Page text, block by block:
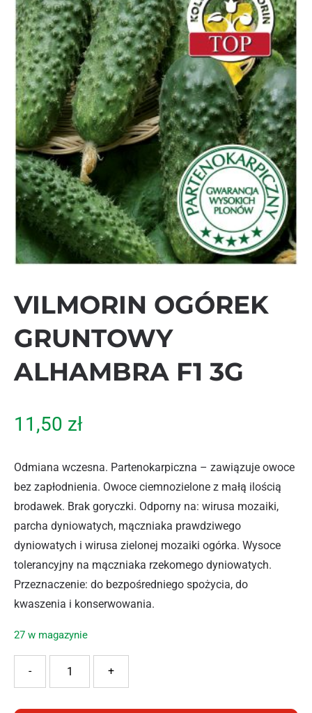
VILMORIN OGÓREK
GRUNTOWY
ALHAMBRA F1 3G
11,50 zł
Odmiana wczesna. Partenokarpiczna – zawiązuje owoce
bez zapłodnienia. Owoce ciemnozielone z małą ilością
brodawek. Brak goryczki. Odporny na: wirusa mozaiki,
parcha dyniowatych, mączniaka prawdziwego
dyniowatych i wirusa zielonej mozaiki ogórka. Wysoce
tolerancyjny na mączniaka rzekomego dyniowatych.
Przeznaczenie: do bezpośredniego spożycia, do
kwaszenia i konserwowania.
27 w magazynie
+
-